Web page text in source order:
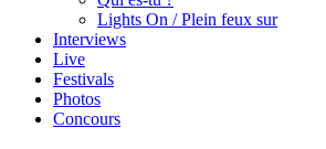
Lights On / Plein feux sur
Interviews
Live
Festivals
Photos
Concours